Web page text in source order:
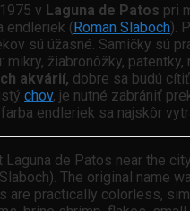
v Laguna de Patos pri
endleriek (Roman Slaboch).
sú úžasné. Samičky sú
: mikry, žiabronôžky,
akvárií, dobre sa budú
chov, je nutné zabrániť
endleriek sa najskôr
de Patos near the
The original
practically colorless,